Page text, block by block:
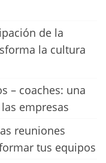
de la
la cultura
– coaches: una
empresas
reuniones
tus equipos